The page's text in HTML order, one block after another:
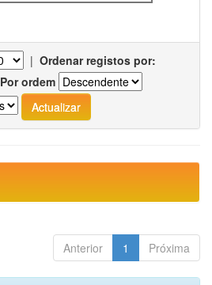
| Ordenar registos por:
Por ordem
Anterior 1 Próxima